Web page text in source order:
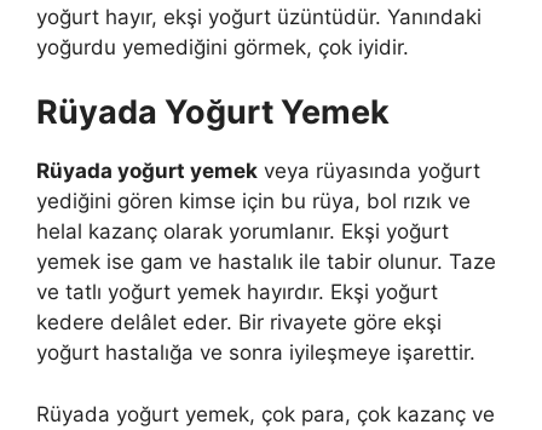
yoğurt hayır, ekşi yoğurt üzüntüdür. Yanındaki
yoğurdu yemediğini görmek, çok iyidir.
Rüyada Yoğurt Yemek
Rüyada yoğurt yemek veya rüyasında yoğurt
yediğini gören kimse için bu rüya, bol rızık ve
helal kazanç olarak yorumlanır. Ekşi yoğurt
yemek ise gam ve hastalık ile tabir olunur. Taze
ve tatlı yoğurt yemek hayırdır. Ekşi yoğurt
kedere delâlet eder. Bir rivayete göre ekşi
yoğurt hastalığa ve sonra iyileşmeye işarettir.
Rüyada yoğurt yemek, çok para, çok kazanç ve